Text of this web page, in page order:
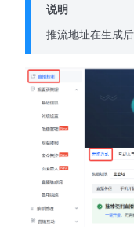
说明
推流地址在生成后